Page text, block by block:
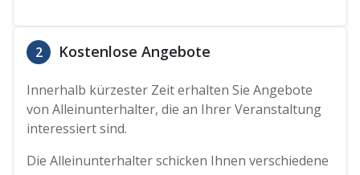
2 Kostenlose Angebote
Innerhalb kürzester Zeit erhalten Sie Angebote
von Alleinunterhalter, die an Ihrer Veranstaltung
interessiert sind.
Die Alleinunterhalter schicken Ihnen verschiedene